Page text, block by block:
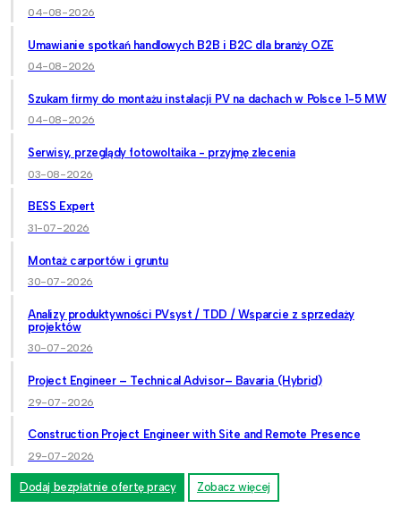
04-08-2026
Umawianie spotkań handlowych B2B i B2C dla branży OZE
04-08-2026
Szukam firmy do montażu instalacji PV na dachach w Polsce 1-5 MW
04-08-2026
Serwisy, przeglądy fotowoltaika - przyjmę zlecenia
03-08-2026
BESS Expert
31-07-2026
Montaż carportów i gruntu
30-07-2026
Analizy produktywności PVsyst / TDD / Wsparcie z sprzedaży
projektów
30-07-2026
Project Engineer – Technical Advisor– Bavaria (Hybrid)
29-07-2026
Construction Project Engineer with Site and Remote Presence
29-07-2026
Dodaj bezpłatnie ofertę pracy Zobacz więcej